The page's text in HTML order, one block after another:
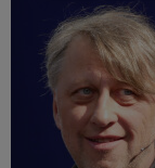
nezakoření.